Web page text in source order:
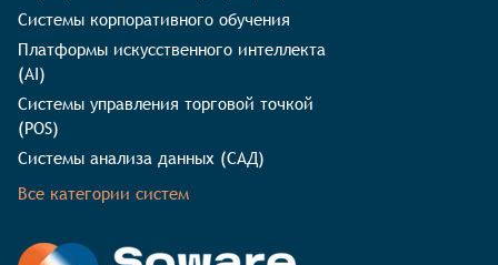
Системы корпоративного обучения
Платформы искусственного интеллекта
(AI)
Системы управления торговой точкой
(POS)
Системы анализа данных (САД)
Все категории систем